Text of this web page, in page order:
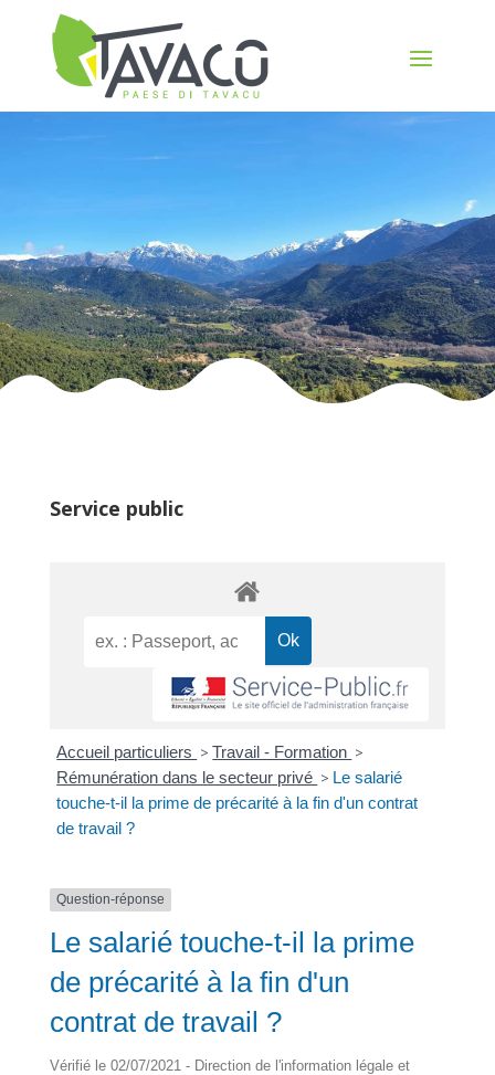
Service public
Accueil particuliers > Travail - Formation >
Rémunération dans le secteur privé > Le salarié
touche-t-il la prime de précarité à la fin d'un contrat
de travail ?
Question-réponse
Le salarié touche-t-il la prime
de précarité à la fin d'un
contrat de travail ?
Vérifié le 02/07/2021 - Direction de l'information légale et